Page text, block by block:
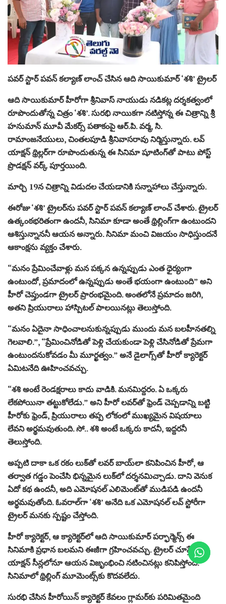
ప‌వ‌ర్ స్టార్ ప‌వ‌న్ కల్యాణ్ లాంచ్ చేసిన ఆది సాయికుమార్‌ ‘శ‌శి’ ట్రైల‌ర్
ఆది సాయికుమార్ హీరోగా శ్రీ‌నివాస్ నాయుడు న‌డిక‌ట్ల ద‌ర్శ‌క‌త్వంలో
రూపొందుతోన్న చిత్రం ‘శ‌శి’. సుర‌భి నాయిక‌గా న‌టిస్తోన్న ఈ చిత్రాన్ని శ్రీ
హ‌నుమాన్ మూవీ మేక‌ర్స్ ప‌తాకంపై ఆర్‌.పి. వ‌ర్మ‌, సి.
రామాంజ‌నేయులు, చింత‌ల‌పూడి శ్రీ‌నివాసరావు నిర్మిస్తున్నారు. ల‌వ్
యాక్ష‌న్ థ్రిల్ల‌ర్‌గా రూపొందుతున్న ఈ సినిమా షూటింగ్‌తో పాటు పోస్ట్
ప్రొడ‌క్ష‌న్ వ‌ర్క్‌ పూర్త‌యింది.
మార్చి 19న చిత్రాన్ని విడుద‌ల చేయ‌డానికి స‌న్నాహాలు చేస్తున్నారు.
ఈరోజు ‘శ‌శి’ ట్రైల‌ర్‌ను ప‌వ‌ర్ స్టార్ ప‌వ‌న్ క‌ల్యాణ్ లాంచ్ చేశారు. ట్రైల‌ర్
ఉత్కంఠ‌భ‌రితంగా ఉంద‌నీ, సినిమా కూడా అంతే థ్రిల్లింగ్‌గా ఉంటుంద‌ని
ఆశిస్తున్నాన‌నీ ఆయ‌న అన్నారు. సినిమా మంచి విజ‌యం సాధిస్తుంద‌నే
ఆకాంక్ష‌ను వ్య‌క్తం చేశారు.
“మ‌నం ప్రేమించేవాళ్లు మ‌న ప‌క్క‌న ఉన్న‌ప్పుడు ఎంత ధైర్యంగా
ఉంటుందో, ప్ర‌మాదంలో ఉన్న‌ప్పుడు అంతే భ‌యంగా ఉంటుంది” అని
హీరో చెప్తుండ‌గా ట్రైల‌ర్ ప్రారంభ‌మైంది. అంత‌లోనే ప్ర‌మాదం జ‌రిగి,
అత‌ని ప్రియురాలు హాస్పిట‌ల్ పాల‌యిన‌ట్లు తెలుస్తోంది.
“మ‌నం ఏదైనా సాధించాల‌నుకున్న‌ప్పుడు ముందు మ‌న బ‌ల‌హీన‌త‌ల్ని
గెల‌వాలి.”, “ప్రేమించినోడితో పెళ్లి చేయ‌కుండా పెళ్లి చేసినోడితో ప్రేమ‌గా
ఉంటుంద‌నుకోవ‌డం మీ మూర్ఖ‌త్వం.” అనే డైలాగ్స్‌తో హీరో క్యారెక్టర్
ఏమిట‌నేది ఊహించ‌వ‌చ్చు.
“శ‌శి అంటే రెండ‌క్ష‌రాలు కాదు వాడికి. మ‌న‌మిద్ద‌రం. ఏ ఒక్క‌రు
లేక‌పోయినా త‌ట్టుకోలేడు.” అని హీరో ల‌వ‌ర్‌తో ఫ్రెండ్ చెప్ప‌డాన్ని బ‌ట్టి
హీరోకు ఫ్రెండ్‌, ప్రియురాలు త‌ప్ప లోకంలో ముఖ్య‌మైన విష‌యాలు
లేవ‌ని అర్థ‌మ‌వుతుంది. సో.. శ‌శి అంటే ఒక్క‌రు కాద‌నీ, ఇద్ద‌ర‌నీ
తెలుస్తోంది.
అప్ప‌టి దాకా ఒక ర‌కం లుక్‌తో ల‌వర్ బాయ్‌లా క‌నిపించిన హీరో, ఆ
త‌ర్వాత గ‌డ్డం పెంచేసి భిన్న‌మైన లుక్‌లో ద‌ర్శ‌న‌మిచ్చాడు. దాని వెనుక
ఏదో క‌థ ఉంద‌నీ, అది ఎమోష‌న‌ల్ ఎలిమెంట్‌తో ముడిప‌డి ఉంద‌నీ
అర్థ‌మ‌వుతోంది. ఓవ‌రాల్‌గా ‘శ‌శి’ అనేది ఒక ఎమోష‌న‌ల్ ల‌వ్ స్టోరీగా
ట్రైల‌ర్ మ‌న‌కు స్ప‌ష్టం చేస్తోంది.
హీరో క్యారెక్ట‌ర్‌, ఆ క్యారెక్ట‌ర్‌లో ఆది సాయికుమార్ ప‌ర్ఫార్మెన్స్ ఈ
సినిమాకి ప్ర‌ధాన బ‌ల‌మ‌ని ఈజీగా గ్ర‌హించ‌వ‌చ్చు. ట్రైల‌ర్ చూస్తే,
యాక్ష‌న్ సీన్ల‌లోనూ ఆయ‌న విజృంభించి న‌టించిన‌ట్లు క‌నిపిస్తోంది.
సినిమాలో థ్రిల్లింగ్ మూమెంట్స్‌కు కొద‌వ‌లేదు.
సుర‌భి చేసిన హీరోయిన్ క్యారెక్ట‌ర్ కేవ‌లం గ్లామ‌ర్‌కు ప‌రిమిత‌మైంది